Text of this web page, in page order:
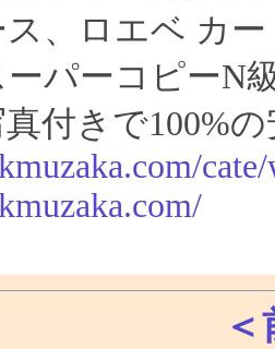
ス、ロエベ カ
ーパーコピーN
付きで100%